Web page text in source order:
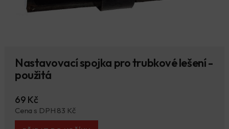
Nastavovací spojka pro trubkové lešení -
použitá
69 Kč
Cena s DPH 83 Kč